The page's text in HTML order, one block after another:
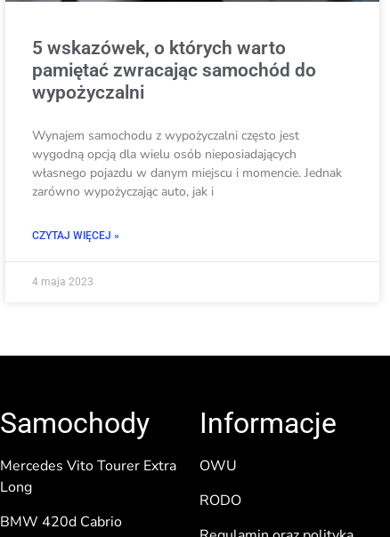
5 wskazówek, o których warto
pamiętać zwracając samochód do
wypożyczalni
Wynajem samochodu z wypożyczalni często jest
wygodną opcją dla wielu osób nieposiadających
własnego pojazdu w danym miejscu i momencie. Jednak
zarówno wypożyczając auto, jak i
CZYTAJ WIĘCEJ »
4 maja 2023
Samochody
Mercedes Vito Tourer Extra
Long
BMW 420d Cabrio
Informacje
OWU
RODO